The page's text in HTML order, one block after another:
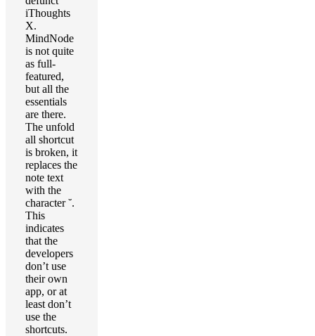
iThoughts
X.
MindNode
is not quite
as full-
featured,
but all the
essentials
are there.
The unfold
all shortcut
is broken, it
replaces the
note text
with the
character ˘.
This
indicates
that the
developers
don’t use
their own
app, or at
least don’t
use the
shortcuts.